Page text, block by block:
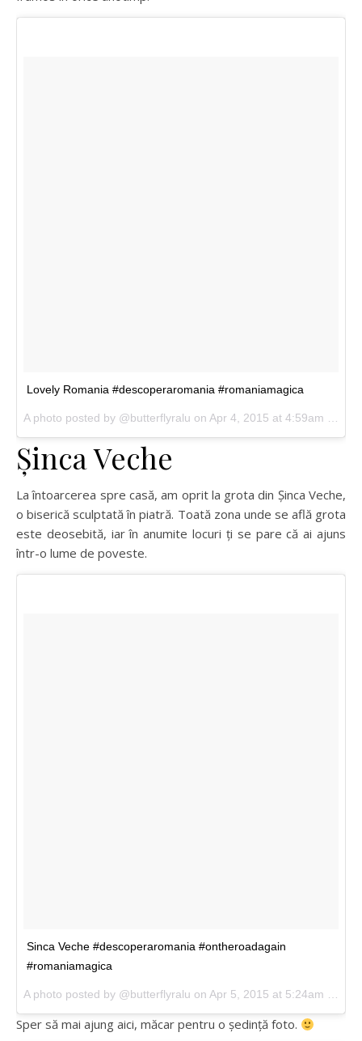
Lovely Romania #descoperaromania #romaniamagica
Șinca Veche
La întoarcerea spre casă, am oprit la grota din Șinca Veche,
o biserică sculptată în piatră. Toată zona unde se află grota
este deosebită, iar în anumite locuri ți se pare că ai ajuns
într-o lume de poveste.
Sinca Veche #descoperaromania #ontheroadagain
#romaniamagica
Sper să mai ajung aici, măcar pentru o ședință foto.